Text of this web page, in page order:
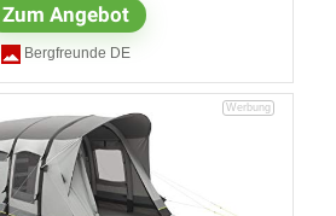
Zum Angebot
Bergfreunde DE